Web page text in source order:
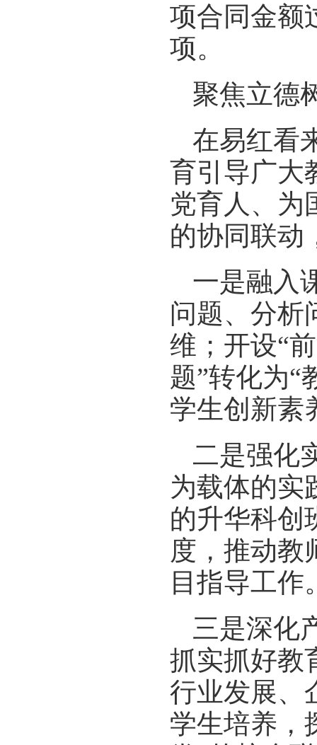
项合同金额
项。
聚焦立德
在易红看
育引导广大
党育人、为
的协同联动
一是融入
问题、分析
维；开设“
题”转化为“
学生创新素
二是强化
为载体的实
的升华科创
度，推动教
目指导工作
三是深化
抓实抓好教
行业发展、
学生培养，